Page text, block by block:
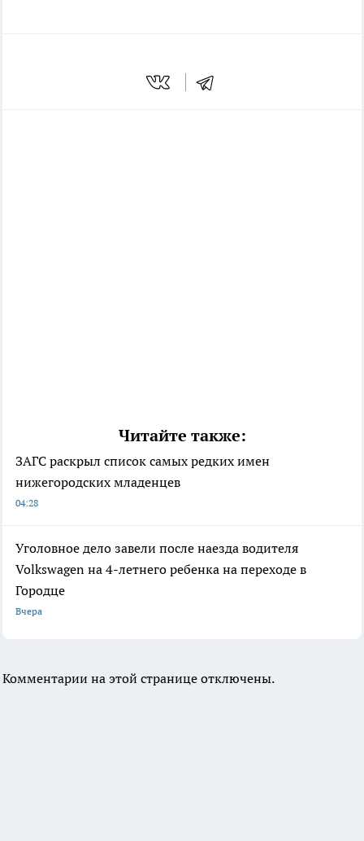
Читайте также:
ЗАГС раскрыл список самых редких имен
нижегородских младенцев
04:28
Уголовное дело завели после наезда водителя
Volkswagen на 4-летнего ребенка на переходе в
Городце
Вчера
Комментарии на этой странице отключены.